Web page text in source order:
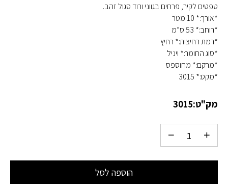
טפטים לקיר, פרחים בגווני ורוד סגול זהב.
*אורך:* 10 מטר
*רוחב:* 53 ס”מ
*רמת רחיצות:* רחיץ
*סוג החומר:* ויניל
*מרקם:* מחוספס
*מקט:* 3015
מק"ט:3015
הוספה לסל